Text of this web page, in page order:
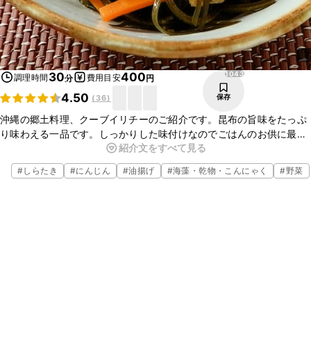
調理時間 30分 費用目安400円
4.50 ( 36)
1043
保存
沖縄の郷土料理、クーブイリチーのご紹介です。昆布の旨味をたっぷ
り味わえる一品です。しっかりした味付けなのでごはんのお供に最適
ですよ。お酒のおつまみにもおすすめなのでお好きな具材を加えてア
レンジしてみてください。
紹介文をすべて見る
#しらたき #にんじん #油揚げ #海藻・乾物・こんにゃく #野菜